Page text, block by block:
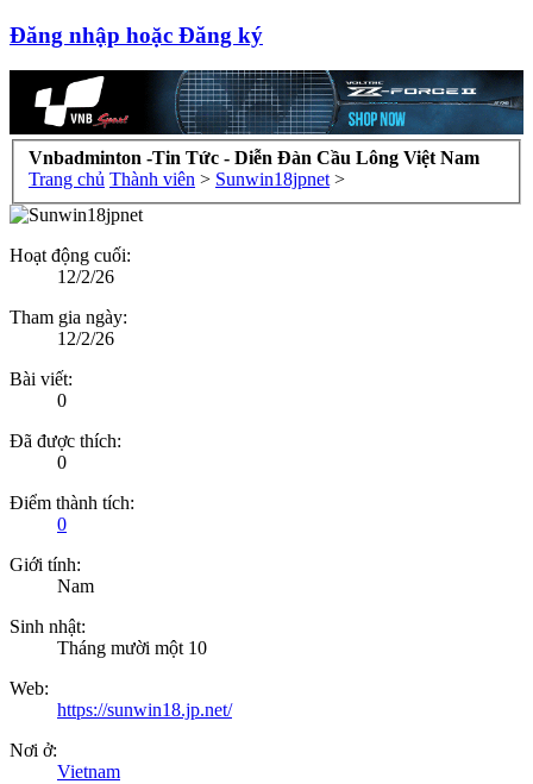
Đăng nhập hoặc Đăng ký
Vnbadminton -Tin Tức - Diễn Đàn Cầu Lông Việt Nam
Trang chủ Thành viên > Sunwin18jpnet >
Hoạt động cuối:
12/2/26
Tham gia ngày:
12/2/26
Bài viết:
0
Đã được thích:
0
Điểm thành tích:
0
Giới tính:
Nam
Sinh nhật:
Tháng mười một 10
Web:
https://sunwin18.jp.net/
Nơi ở:
Vietnam